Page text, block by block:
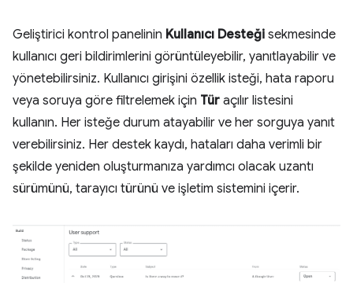
Geliştirici kontrol panelinin Kullanıcı Desteği sekmesinde
kullanıcı geri bildirimlerini görüntüleyebilir, yanıtlayabilir ve
yönetebilirsiniz. Kullanıcı girişini özellik isteği, hata raporu
veya soruya göre filtrelemek için Tür açılır listesini
kullanın. Her isteğe durum atayabilir ve her sorguya yanıt
verebilirsiniz. Her destek kaydı, hataları daha verimli bir
şekilde yeniden oluşturmanıza yardımcı olacak uzantı
sürümünü, tarayıcı türünü ve işletim sistemini içerir.